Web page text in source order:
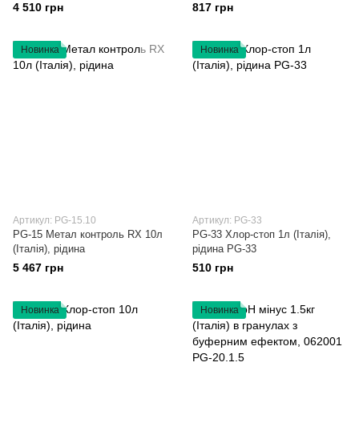
4 510 грн 817 грн
Новинка
Артикул: PG-15.10
PG-15 Метал контроль RX 10л
(Італія), рідина
5 467 грн
Новинка
Артикул: PG-33
PG-33 Хлор-стоп 1л (Італія),
рідина PG-33
510 грн
Новинка Новинка